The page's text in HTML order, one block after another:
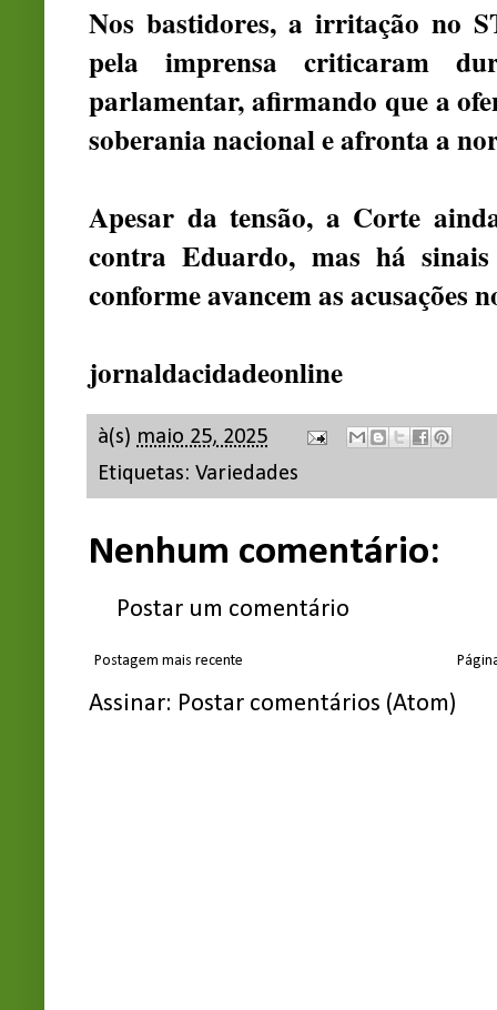
Nos bastidores, a irritação no
pela imprensa criticaram
parlamentar, afirmando que a
soberania nacional e afronta a
Apesar da tensão, a Corte
contra Eduardo, mas há
conforme avancem as acusações
jornaldacidadeonline
à(s) maio 25, 2025
Etiquetas: Variedades
Nenhum comentário:
Postar um comentário
Postagem mais recente
Assinar: Postar comentários (Atom)